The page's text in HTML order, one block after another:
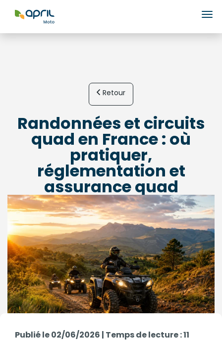
Retour
Randonnées et circuits
quad en France : où
pratiquer,
réglementation et
assurance quad
Publié le 02/06/2026 | Temps de lecture : 11